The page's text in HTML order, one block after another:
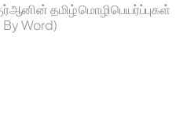
தமிழ் மொழிபெயர்ப்புகள்
By Word)